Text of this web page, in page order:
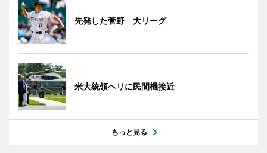
先発した菅野 大リーグ
米大統領ヘリに民間機接近
もっと見る